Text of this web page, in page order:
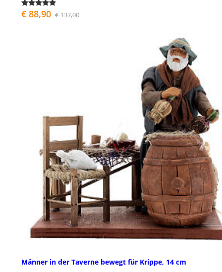
€ 88,90 € 137,00
Männer in der Taverne bewegt für Krippe, 14 cm